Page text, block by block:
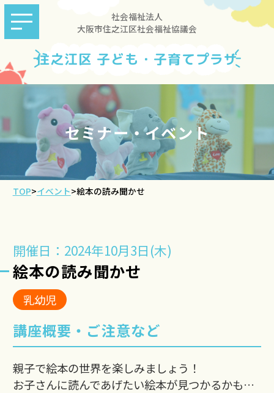
社会福祉法人
大阪市住之江区社会福祉協議会
住之江区 子ども・子育てプラザ
セミナー・イベント
TOP>イベント>絵本の読み聞かせ
開催日：2024年10月3日(木)
絵本の読み聞かせ
乳幼児
講座概要・ご注意など
親子で絵本の世界を楽しみましょう！
お子さんに読んであげたい絵本が見つかるかも…